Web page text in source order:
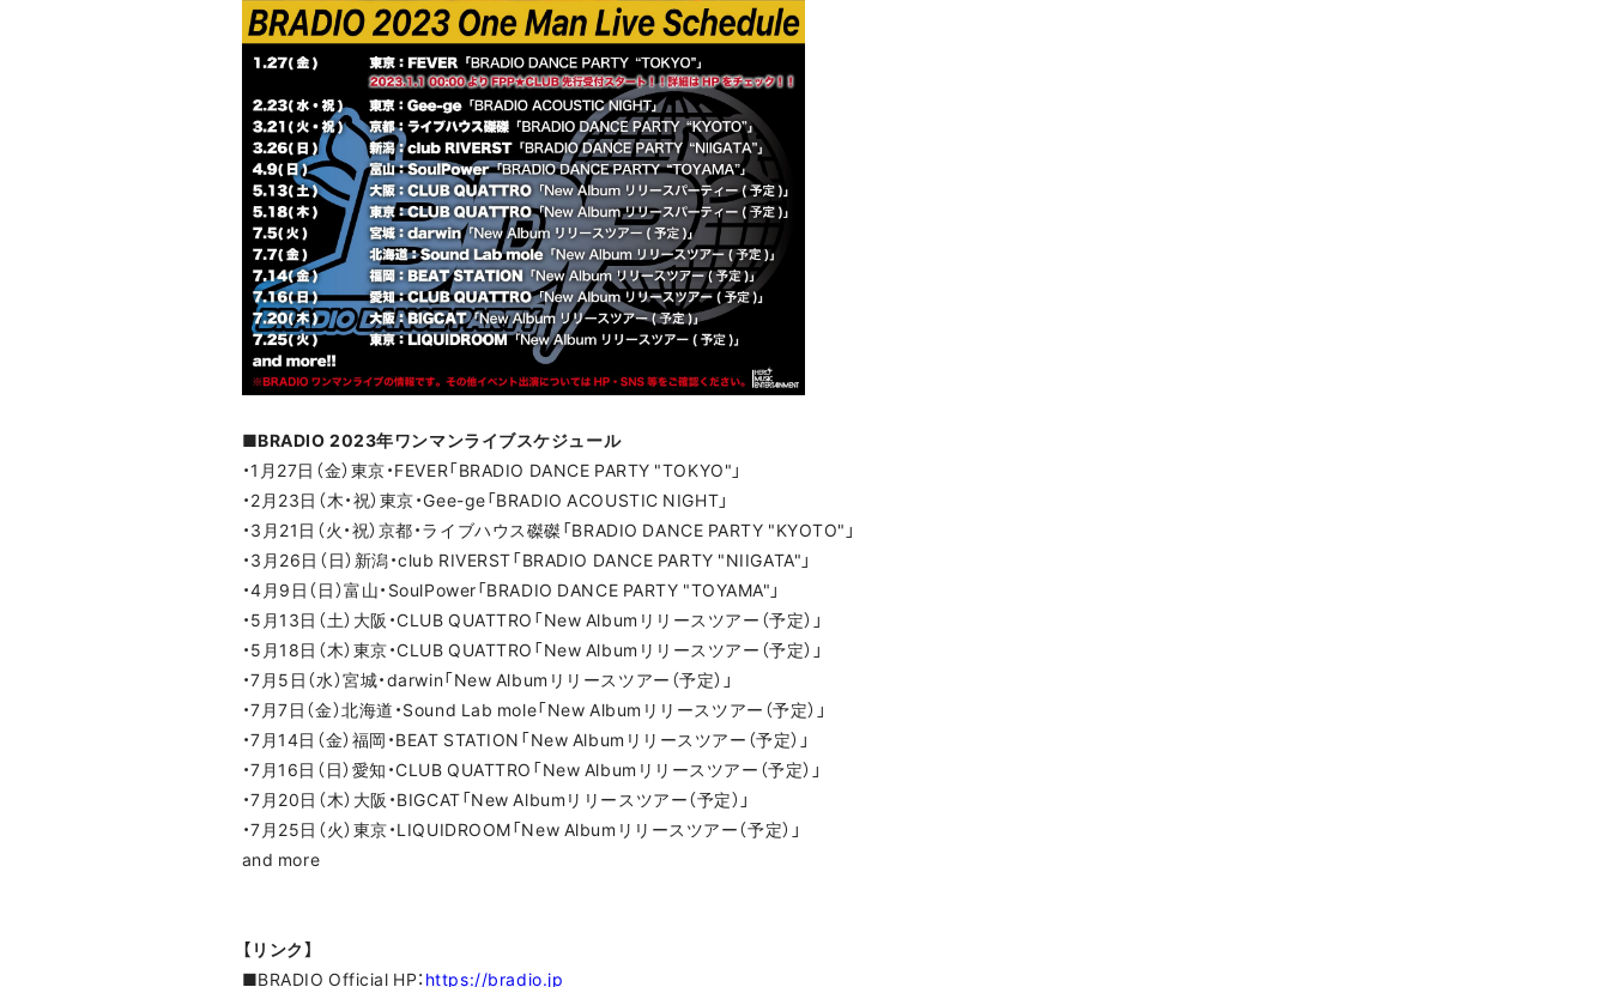
■BRADIO 2023年ワンマンライブスケジュール
・1月27日（金）東京・FEVER「BRADIO DANCE PARTY "TOKYO"」
・2月23日（木・祝）東京・Gee-ge「BRADIO ACOUSTIC NIGHT」
・3月21日（火・祝）京都・ライブハウス磔磔「BRADIO DANCE PARTY "KYOTO"」
・3月26日（日）新潟・club RIVERST「BRADIO DANCE PARTY "NIIGATA"」
・4月9日（日）富山・SoulPower「BRADIO DANCE PARTY "TOYAMA"」
・5月13日（土）大阪・CLUB QUATTRO「New Albumリリースツアー（予定）」
・5月18日（木）東京・CLUB QUATTRO「New Albumリリースツアー（予定）」
・7月5日（水）宮城・darwin「New Albumリリースツアー（予定）」
・7月7日（金）北海道・Sound Lab mole「New Albumリリースツアー（予定）」
・7月14日（金）福岡・BEAT STATION「New Albumリリースツアー（予定）」
・7月16日（日）愛知・CLUB QUATTRO「New Albumリリースツアー（予定）」
・7月20日（木）大阪・BIGCAT「New Albumリリースツアー（予定）」
・7月25日（火）東京・LIQUIDROOM「New Albumリリースツアー（予定）」
and more
【リンク】
■BRADIO Official HP： https://bradio.jp